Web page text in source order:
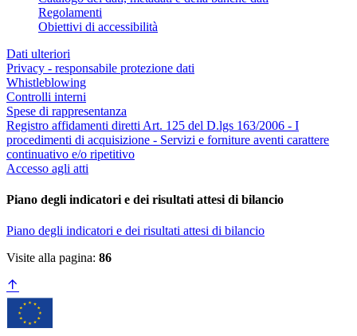
Regolamenti
Obiettivi di accessibilità
Dati ulteriori
Privacy - responsabile protezione dati
Whistleblowing
Controlli interni
Spese di rappresentanza
Registro affidamenti diretti Art. 125 del D.lgs 163/2006 - I
procedimenti di acquisizione - Servizi e forniture aventi carattere
continuativo e/o ripetitivo
Accesso agli atti
Piano degli indicatori e dei risultati attesi di bilancio
Piano degli indicatori e dei risultati attesi di bilancio
Visite alla pagina: 86